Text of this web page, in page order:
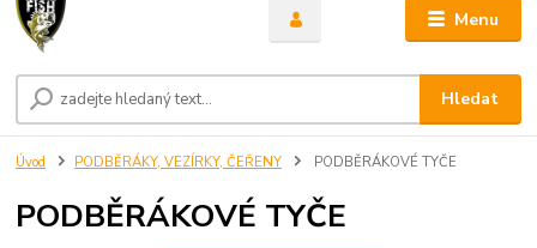
Menu
Hledat
Úvod PODBĚRÁKY, VEZÍRKY, ČEŘENY PODBĚRÁKOVÉ TYČE
PODBĚRÁKOVÉ TYČE